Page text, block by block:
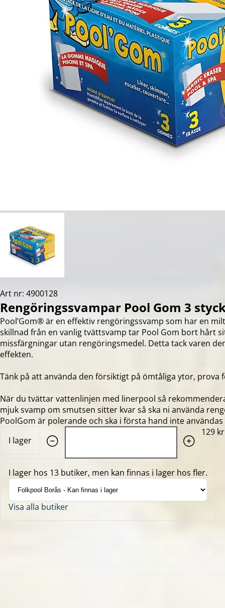
Art nr: 4900128
Rengöringssvampar Pool Gom 3
Pool’Gom® är en effektiv rengöringssvamp som har en
skillnad från en vanlig tvättsvamp tar Pool Gom bort hårt
missfärgningar utan rengöringsmedel. Detta tack varen
effekten.
Tänk på att använda den försiktigt på ömtåliga ytor, prova
När du tvättar vattenlinjen med linerpool så
mjuk svamp om smutsen sitter kvar så ska ni använda
PoolGom är polerande och ska i första hand inte
I lager
129 kr
I lager hos 13 butiker, men kan finnas i lager hos fler.
Visa alla butiker